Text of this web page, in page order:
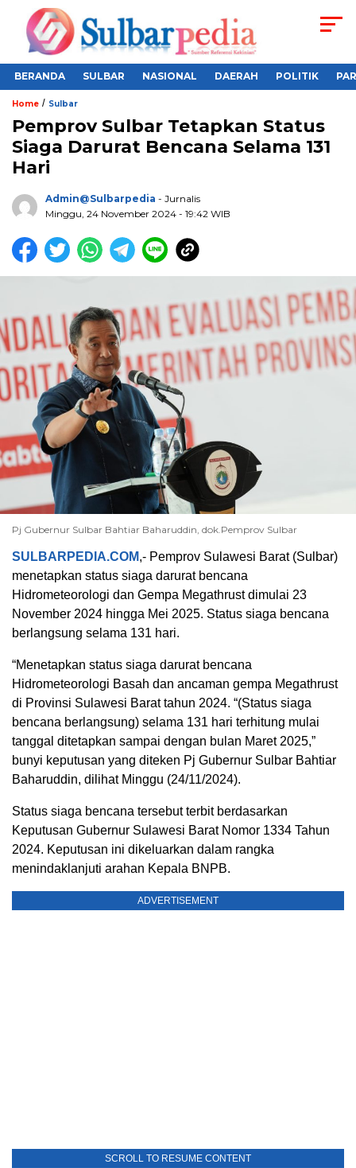
BERANDA SULBAR NASIONAL DAERAH POLITIK
Home / Sulbar
Pemprov Sulbar Tetapkan Status
Siaga Darurat Bencana Selama 131
Hari
Admin@sulbarpedia - Jurnalis
Minggu, 24 November 2024 - 19:42 WIB
Pj Gubernur Sulbar Bahtiar Baharuddin, dok.Pemprov Sulbar
SULBARPEDIA.COM,- Pemprov Sulawesi Barat (Sulbar)
menetapkan status siaga darurat bencana
Hidrometeorologi dan Gempa Megathrust dimulai 23
November 2024 hingga Mei 2025. Status siaga bencana
berlangsung selama 131 hari.
“Menetapkan status siaga darurat bencana
Hidrometeorologi Basah dan ancaman gempa Megathrust
di Provinsi Sulawesi Barat tahun 2024. “(Status siaga
bencana berlangsung) selama 131 hari terhitung mulai
tanggal ditetapkan sampai dengan bulan Maret 2025,”
bunyi keputusan yang diteken Pj Gubernur Sulbar Bahtiar
Baharuddin, dilihat Minggu (24/11/2024).
Status siaga bencana tersebut terbit berdasarkan
Keputusan Gubernur Sulawesi Barat Nomor 1334 Tahun
2024. Keputusan ini dikeluarkan dalam rangka
menindaklanjuti arahan Kepala BNPB.
ADVERTISEMENT
SCROLL TO RESUME CONTENT